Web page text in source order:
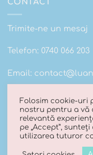
CONTACT
Trimite-ne un mesaj
Telefon: 0740 066 203
Email:
Adresa: Str. Scolii nr
Jud Arges
Visa
Folosim cookie-uri
nostru pentru a vă
relevantă
pe „Accept”,
utilizarea tuturor